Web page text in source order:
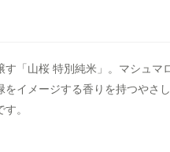
す「山桜 特別純米」。マシュ
をイメージする香りを持つやさ
。